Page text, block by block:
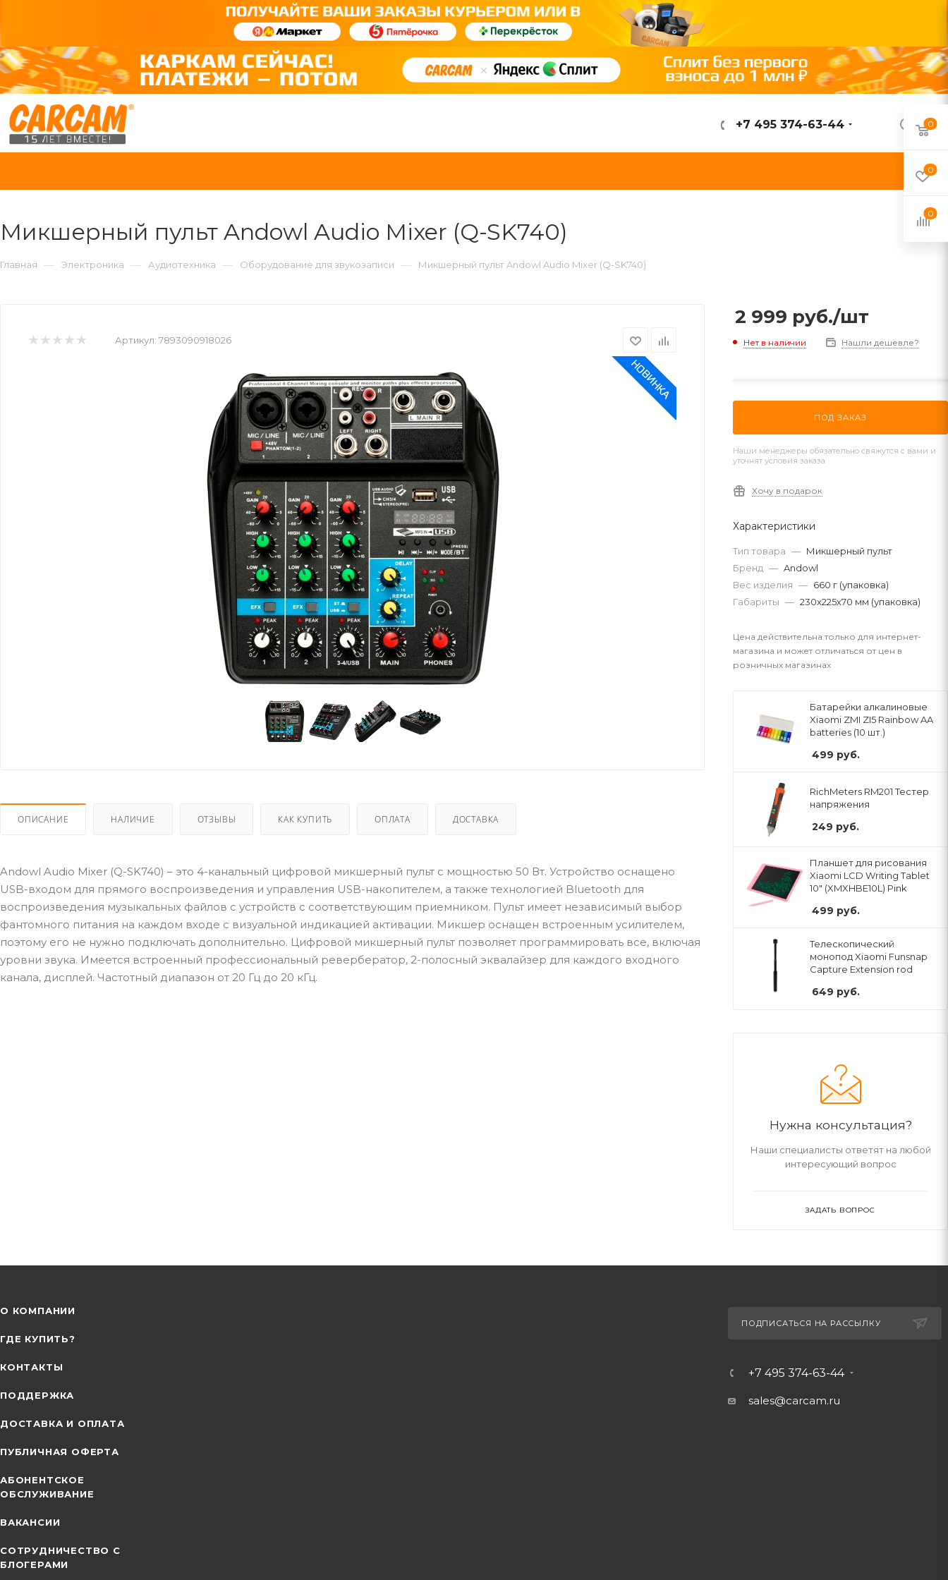
ВОЙТИ
+7 495 374-63-44
Микшерный пульт Andowl Audio Mixer (Q-SK740)
Главная — Электроника — Аудиотехника — Оборудование для звукозаписи — Микшерный пульт Andowl Audio Mixer (Q-SK740)
Артикул: 7893090918026
ОПИСАНИЕ НАЛИЧИЕ ОТЗЫВЫ КАК КУПИТЬ ОПЛАТА ДОСТАВКА
Andowl Audio Mixer (Q-SK740) – это 4-канальный цифровой микшерный пульт с мощностью 50 Вт. Устройство оснащено
USB-входом для прямого воспроизведения и управления USB-накопителем, а также технологией Bluetooth для
воспроизведения музыкальных файлов с устройств с соответствующим приемником. Пульт имеет независимый выбор
фантомного питания на каждом входе с визуальной индикацией активации. Микшер оснащен встроенным усилителем,
поэтому его не нужно подключать дополнительно. Цифровой микшерный пульт позволяет программировать все, включая
уровни звука. Имеется встроенный профессиональный ревербератор, 2-полосный эквалайзер для каждого входного
канала, дисплей. Частотный диапазон от 20 Гц до 20 кГц.
2 999 руб./шт
Нет в наличии Нашли дешевле?
ПОД ЗАКАЗ
Наши менеджеры обязательно свяжутся с вами и
уточнят условия заказа
Хочу в подарок
Характеристики
Тип товара — Микшерный пульт
Бренд — Andowl
Вес изделия — 660 г (упаковка)
Габариты — 230х225х70 мм (упаковка)
Цена действительна только для интернет-
магазина и может отличаться от цен в
розничных магазинах
Батарейки алкалиновые
Xiaomi ZMI ZI5 Rainbow AA
batteries (10 шт.)
499 руб.
RichMeters RM201 Тестер
напряжения
249 руб.
Планшет для рисования
Xiaomi LCD Writing Tablet
10" (XMXHBE10L) Pink
499 руб.
Телескопический
монопод Xiaomi Funsnap
Capture Extension rod
649 руб.
Нужна консультация?
Наши специалисты ответят на любой
интересующий вопрос
ЗАДАТЬ ВОПРОС
О КОМПАНИИ
ГДЕ КУПИТЬ?
КОНТАКТЫ
ПОДДЕРЖКА
ДОСТАВКА И ОПЛАТА
ПУБЛИЧНАЯ ОФЕРТА
АБОНЕНТСКОЕ
ОБСЛУЖИВАНИЕ
ВАКАНСИИ
СОТРУДНИЧЕСТВО С
БЛОГЕРАМИ
ПОДПИСАТЬСЯ НА РАССЫЛКУ
+7 495 374-63-44
sales@carcam.ru
0
0
0